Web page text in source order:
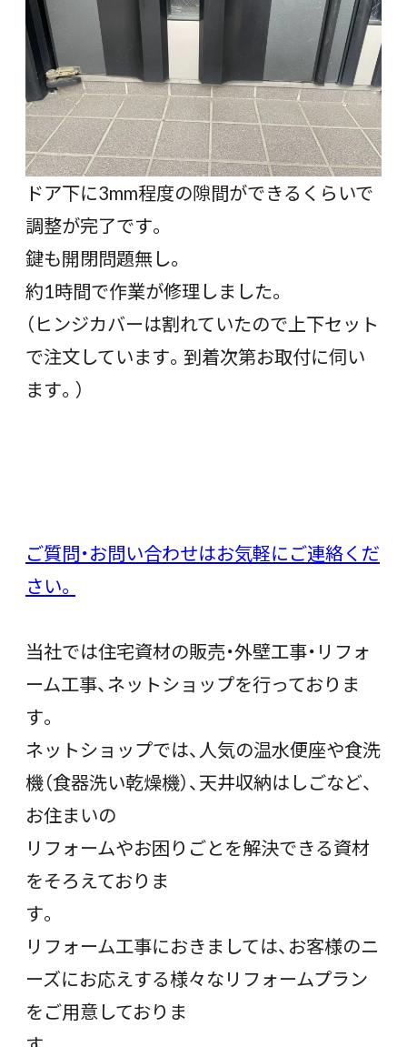
ドア下に3mm程度の隙間ができるくらいで
調整が完了です。
鍵も開閉問題無し。
約1時間で作業が修理しました。
（ヒンジカバーは割れていたので上下セット
で注文しています。到着次第お取付に伺い
ます。）
ご質問・お問い合わせはお気軽にご連絡くだ
さい。
当社では住宅資材の販売・外壁工事・リフォ
ーム工事、ネットショップを行っておりま
す。
ネットショップでは、人気の温水便座や食洗
機（食器洗い乾燥機）、天井収納はしごなど、
お住まいの
リフォームやお困りごとを解決できる資材
をそろえておりま
す。
リフォーム工事におきましては、お客様のニ
ーズにお応えする様々なリフォームプラン
をご用意しておりま